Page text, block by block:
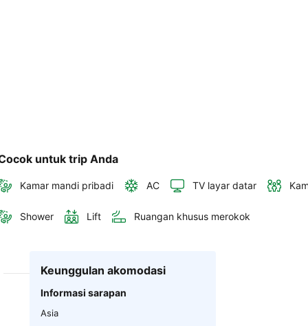
untuk trip Anda
Kamar mandi pribadi AC TV layar datar
Shower Lift Ruangan khusus merokok
Keunggulan akomodasi
Informasi sarapan
Asia